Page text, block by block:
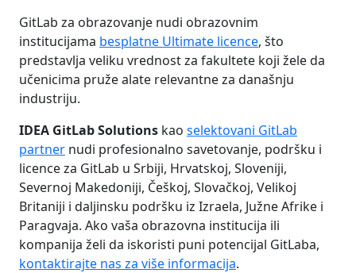
GitLab za obrazovanje nudi obrazovnim
institucijama besplatne Ultimate licence, što
predstavlja veliku vrednost za fakultete koji žele da
učenicima pruže alate relevantne za današnju
industriju.
IDEA GitLab Solutions kao selektovani GitLab
partner nudi profesionalno savetovanje, podršku i
licence za GitLab u Srbiji, Hrvatskoj, Sloveniji,
Severnoj Makedoniji, Češkoj, Slovačkoj, Velikoj
Britaniji i daljinsku podršku iz Izraela, Južne Afrike i
Paragvaja. Ako vaša obrazovna institucija ili
kompanija želi da iskoristi puni potencijal GitLaba,
kontaktirajte nas za više informacija.